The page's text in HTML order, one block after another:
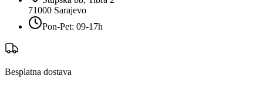
71000 Sarajevo
Pon-Pet: 09-17h
Besplatna dostava